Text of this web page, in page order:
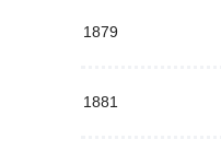
1879
1881